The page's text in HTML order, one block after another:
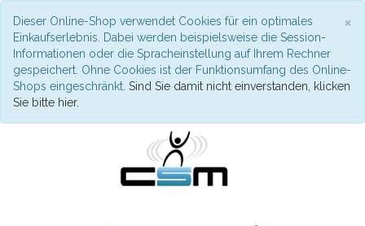
×
Dieser Online-Shop verwendet Cookies für ein optimales
Einkaufserlebnis. Dabei werden beispielsweise die Session-
Informationen oder die Spracheinstellung auf Ihrem Rechner
gespeichert. Ohne Cookies ist der Funktionsumfang des Online-
Shops eingeschränkt. Sind Sie damit nicht einverstanden, klicken
Sie bitte hier.